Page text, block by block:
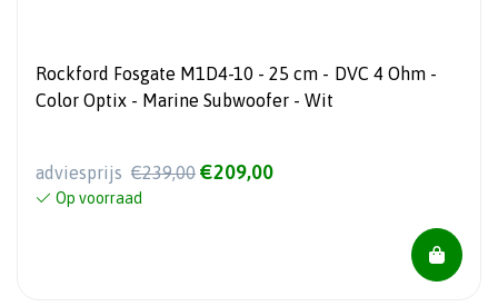
Rockford Fosgate M1D4-10 - 25 cm - DVC 4 Ohm -
Color Optix - Marine Subwoofer - Wit
adviesprijs €239,00 €209,00
Op voorraad